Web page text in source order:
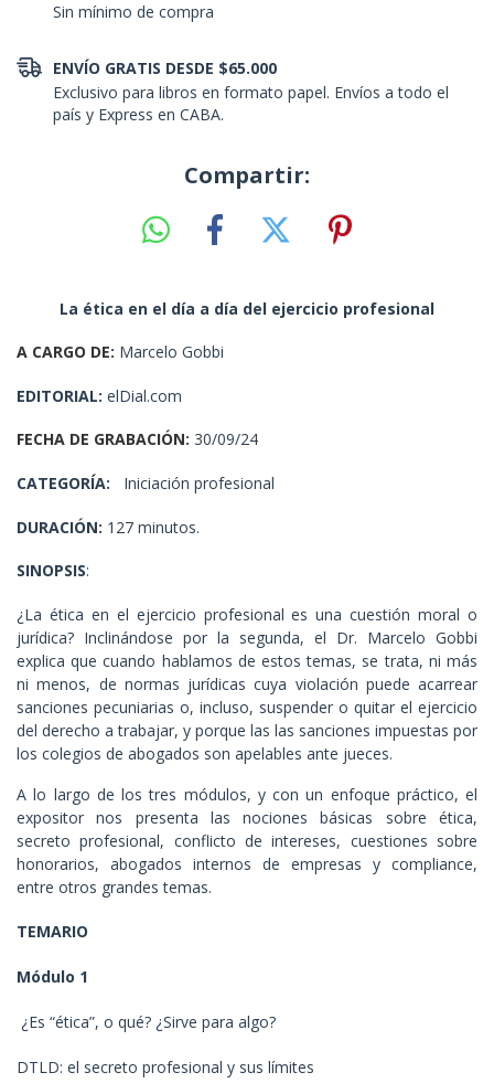
Sin mínimo de compra
ENVÍO GRATIS DESDE $65.000
Exclusivo para libros en formato papel. Envíos a todo el
país y Express en CABA.
Compartir:
La ética en el día a día del ejercicio profesional
A CARGO DE: Marcelo Gobbi
EDITORIAL: elDial.com
FECHA DE GRABACIÓN: 30/09/24
CATEGORÍA: Iniciación profesional
DURACIÓN: 127 minutos.
SINOPSIS:
¿La ética en el ejercicio profesional es una cuestión moral o
jurídica? Inclinándose por la segunda, el Dr. Marcelo Gobbi
explica que cuando hablamos de estos temas, se trata, ni más
ni menos, de normas jurídicas cuya violación puede acarrear
sanciones pecuniarias o, incluso, suspender o quitar el ejercicio
del derecho a trabajar, y porque las las sanciones impuestas por
los colegios de abogados son apelables ante jueces.
A lo largo de los tres módulos, y con un enfoque práctico, el
expositor nos presenta las nociones básicas sobre ética,
secreto profesional, conflicto de intereses, cuestiones sobre
honorarios, abogados internos de empresas y compliance,
entre otros grandes temas.
TEMARIO
Módulo 1
¿Es “ética”, o qué? ¿Sirve para algo?
DTLD: el secreto profesional y sus límites